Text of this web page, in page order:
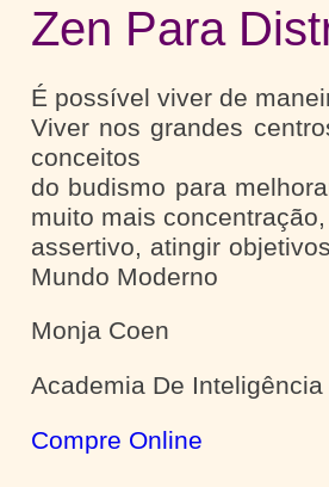
Zen Para
É possível viver de
Viver nos grandes
conceitos
do budismo para
muito mais
assertivo, atingir
Mundo Moderno
Monja Coen
Academia De Inteligência
Compre Online